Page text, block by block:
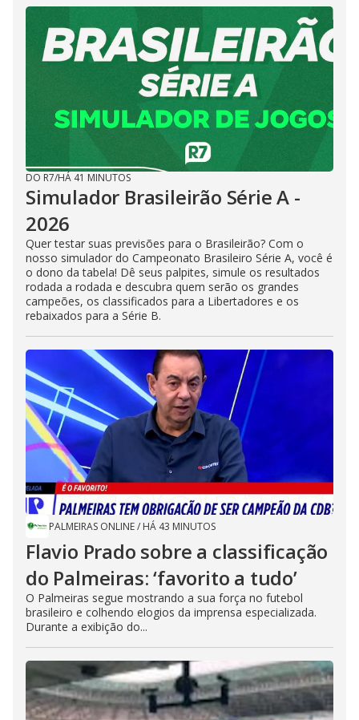
DO R7/HÁ 41 MINUTOS
Simulador Brasileirão Série A -
2026
Quer testar suas previsões para o Brasileirão? Com o
nosso simulador do Campeonato Brasileiro Série A, você é
o dono da tabela! Dê seus palpites, simule os resultados
rodada a rodada e descubra quem serão os grandes
campeões, os classificados para a Libertadores e os
rebaixados para a Série B.
PALMEIRAS ONLINE/ HÁ 43 MINUTOS
Flavio Prado sobre a classificação
do Palmeiras: ‘favorito a tudo’
O Palmeiras segue mostrando a sua força no futebol
brasileiro e colhendo elogios da imprensa especializada.
Durante a exibição do...